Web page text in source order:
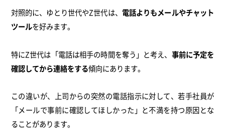
対照的に、ゆとり世代やZ世代は、 電話よりもメールやチャット
ツールを好みます。
特にZ世代は「電話は相手の時間を奪う」と考え、 事前に予定を
確認してから連絡をする傾向にあります。
この違いが、上司からの突然の電話指示に対して、若手社員が
「メールで事前に確認してほしかった」と不満を持つ原因とな
ることがあります。